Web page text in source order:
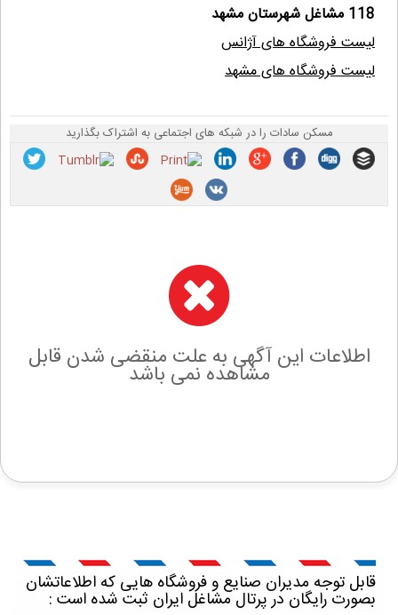
118 مشاغل شهرستان مشهد
لیست فروشگاه های آژانس
لیست فروشگاه های مشهد
مسکن سادات را در شبکه های اجتماعی به اشتراک بگذارید
اطلاعات این آگهی به علت منقضی شدن قابل
مشاهده نمی باشد
قابل توجه مدیران صنایع و فروشگاه هایی که اطلاعاتشان
بصورت رایگان در پرتال مشاغل ایران ثبت شده است :